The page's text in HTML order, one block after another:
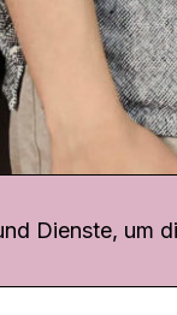
Dienste, um